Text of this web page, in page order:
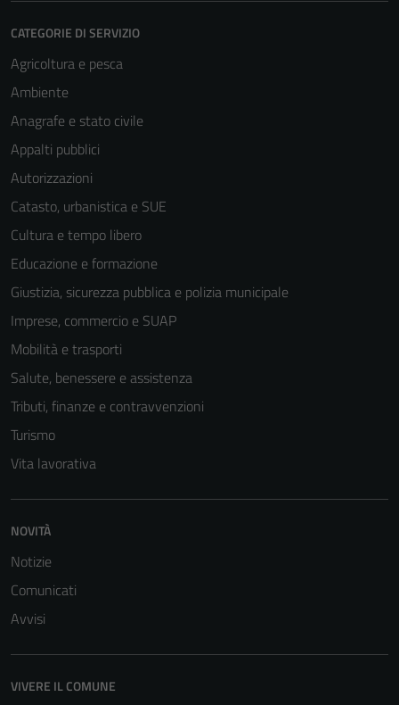
CATEGORIE DI SERVIZIO
Agricoltura e pesca
Ambiente
Anagrafe e stato civile
Appalti pubblici
Autorizzazioni
Catasto, urbanistica e SUE
Cultura e tempo libero
Educazione e formazione
Giustizia, sicurezza pubblica e polizia municipale
Imprese, commercio e SUAP
Mobilità e trasporti
Salute, benessere e assistenza
Tributi, finanze e contravvenzioni
Turismo
Vita lavorativa
NOVITÀ
Notizie
Comunicati
Avvisi
VIVERE IL COMUNE
Tecnici